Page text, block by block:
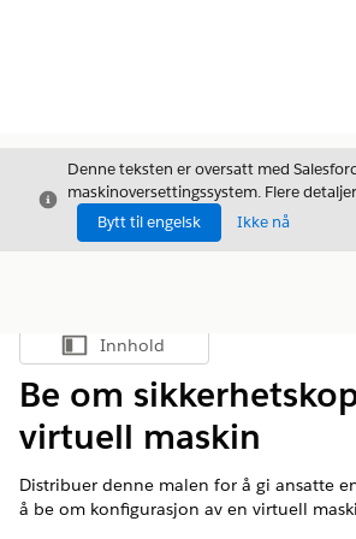
Avslutt
Denne teksten er oversatt med
maskinoversettingssystem. Flere detaljer
Bytt til engelsk
Ikke nå
Vis innholdsfortegnelse
Innhold
Be om
virtuell maskin
Distribuer denne malen for å gi ansatte
å be om konfigurasjon av en virtuell